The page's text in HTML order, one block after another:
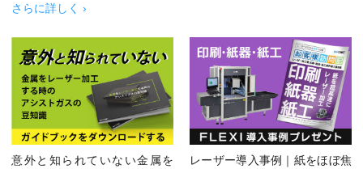
さらに詳しく ›
意外と知られていない金属を
レーザー導入事例｜紙をほぼ焦